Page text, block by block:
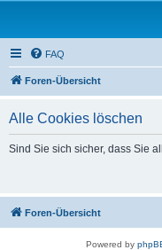
FAQ
Foren-Übersicht
Alle Cookies löschen
Sind Sie sich sicher, dass Sie
Foren-Übersicht
Powered by